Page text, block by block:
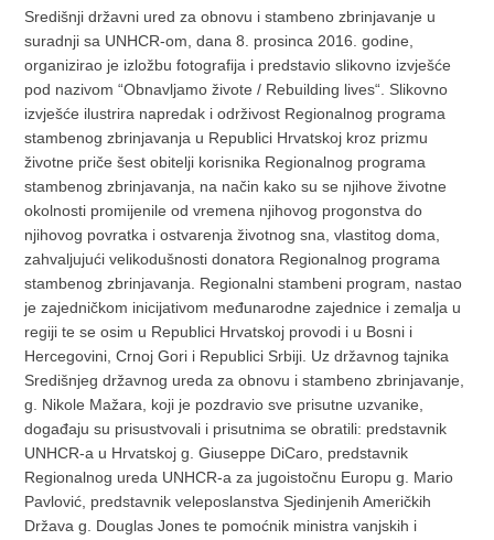
Središnji državni ured za obnovu i stambeno zbrinjavanje u
suradnji sa UNHCR-om, dana 8. prosinca 2016. godine,
organizirao je izložbu fotografija i predstavio slikovno izvješće
pod nazivom “Obnavljamo živote / Rebuilding lives“. Slikovno
izvješće ilustrira napredak i održivost Regionalnog programa
stambenog zbrinjavanja u Republici Hrvatskoj kroz prizmu
životne priče šest obitelji korisnika Regionalnog programa
stambenog zbrinjavanja, na način kako su se njihove životne
okolnosti promijenile od vremena njihovog progonstva do
njihovog povratka i ostvarenja životnog sna, vlastitog doma,
zahvaljujući velikodušnosti donatora Regionalnog programa
stambenog zbrinjavanja. Regionalni stambeni program, nastao
je zajedničkom inicijativom međunarodne zajednice i zemalja u
regiji te se osim u Republici Hrvatskoj provodi i u Bosni i
Hercegovini, Crnoj Gori i Republici Srbiji. Uz državnog tajnika
Središnjeg državnog ureda za obnovu i stambeno zbrinjavanje,
g. Nikole Mažara, koji je pozdravio sve prisutne uzvanike,
događaju su prisustvovali i prisutnima se obratili: predstavnik
UNHCR-a u Hrvatskoj g. Giuseppe DiCaro, predstavnik
Regionalnog ureda UNHCR-a za jugoistočnu Europu g. Mario
Pavlović, predstavnik veleposlanstva Sjedinjenih Američkih
Država g. Douglas Jones te pomoćnik ministra vanjskih i